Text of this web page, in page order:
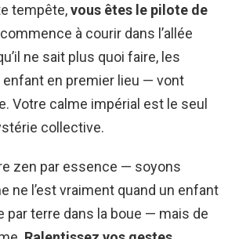
tempête,vous êtes le pilote de
à courir dans l’allée
ne sait plus quoi faire, les
en premier lieu — vont
Votre calme impérial est le seul
collective.
zen par essence — soyons
ne l’est vraiment quand un enfant
par terre dans la boue — mais de